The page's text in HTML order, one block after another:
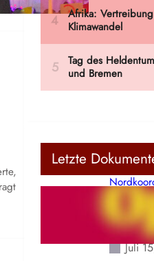
Letzte
der
Juli